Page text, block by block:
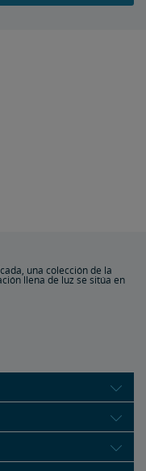
una colección de la
llena de luz se sitúa en